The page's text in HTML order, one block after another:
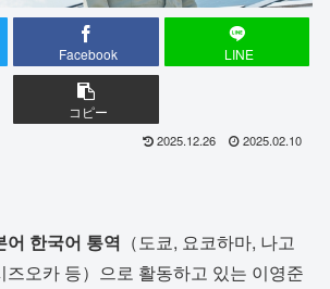
Facebook LINE
コピー
2025.12.26 2025.02.10
어 한국어 통역 （도쿄, 요코하마, 나고
즈오카 등）으로 활동하고 있는 이영준